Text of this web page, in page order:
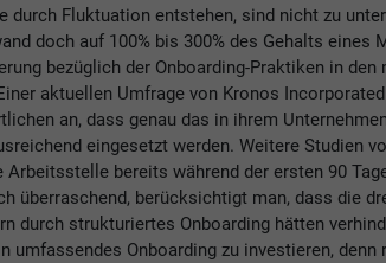
durch Fluktuation entstehen, sind nicht zu
doch auf 100% bis 300% des Gehalts eines
bezüglich der Onboarding-Praktiken in
aktuellen Umfrage von Kronos
an, dass genau das in ihrem
eingesetzt werden. Weitere Studien
Arbeitsstelle bereits während der ersten 90
überraschend, berücksichtigt man, dass die
durch strukturiertes Onboarding hätten
umfassendes Onboarding zu investieren,